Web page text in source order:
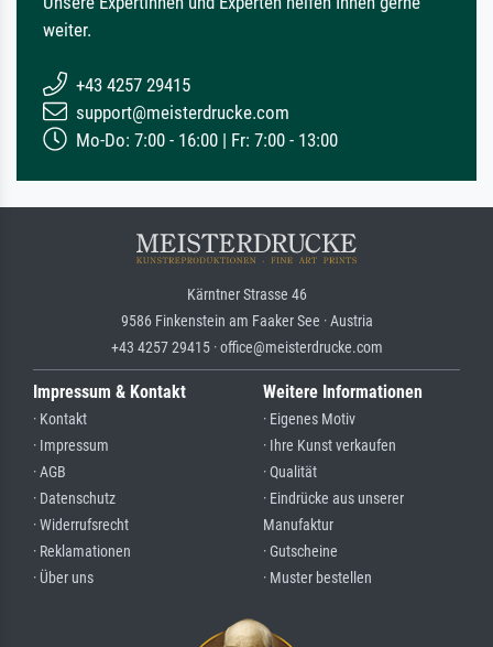
weiter.
+43 4257 29415
support@meisterdrucke.com
Mo-Do: 7:00 - 16:00 | Fr: 7:00 - 13:00
Kärntner Strasse 46
9586 Finkenstein am Faaker See · Austria
+43 4257 29415 · office@meisterdrucke.com
Impressum & Kontakt
· Kontakt
· Impressum
· AGB
· Datenschutz
· Widerrufsrecht
· Reklamationen
· Über uns
Weitere Informationen
· Eigenes Motiv
· Ihre Kunst verkaufen
· Qualität
· Eindrücke aus unserer
Manufaktur
· Gutscheine
· Muster bestellen